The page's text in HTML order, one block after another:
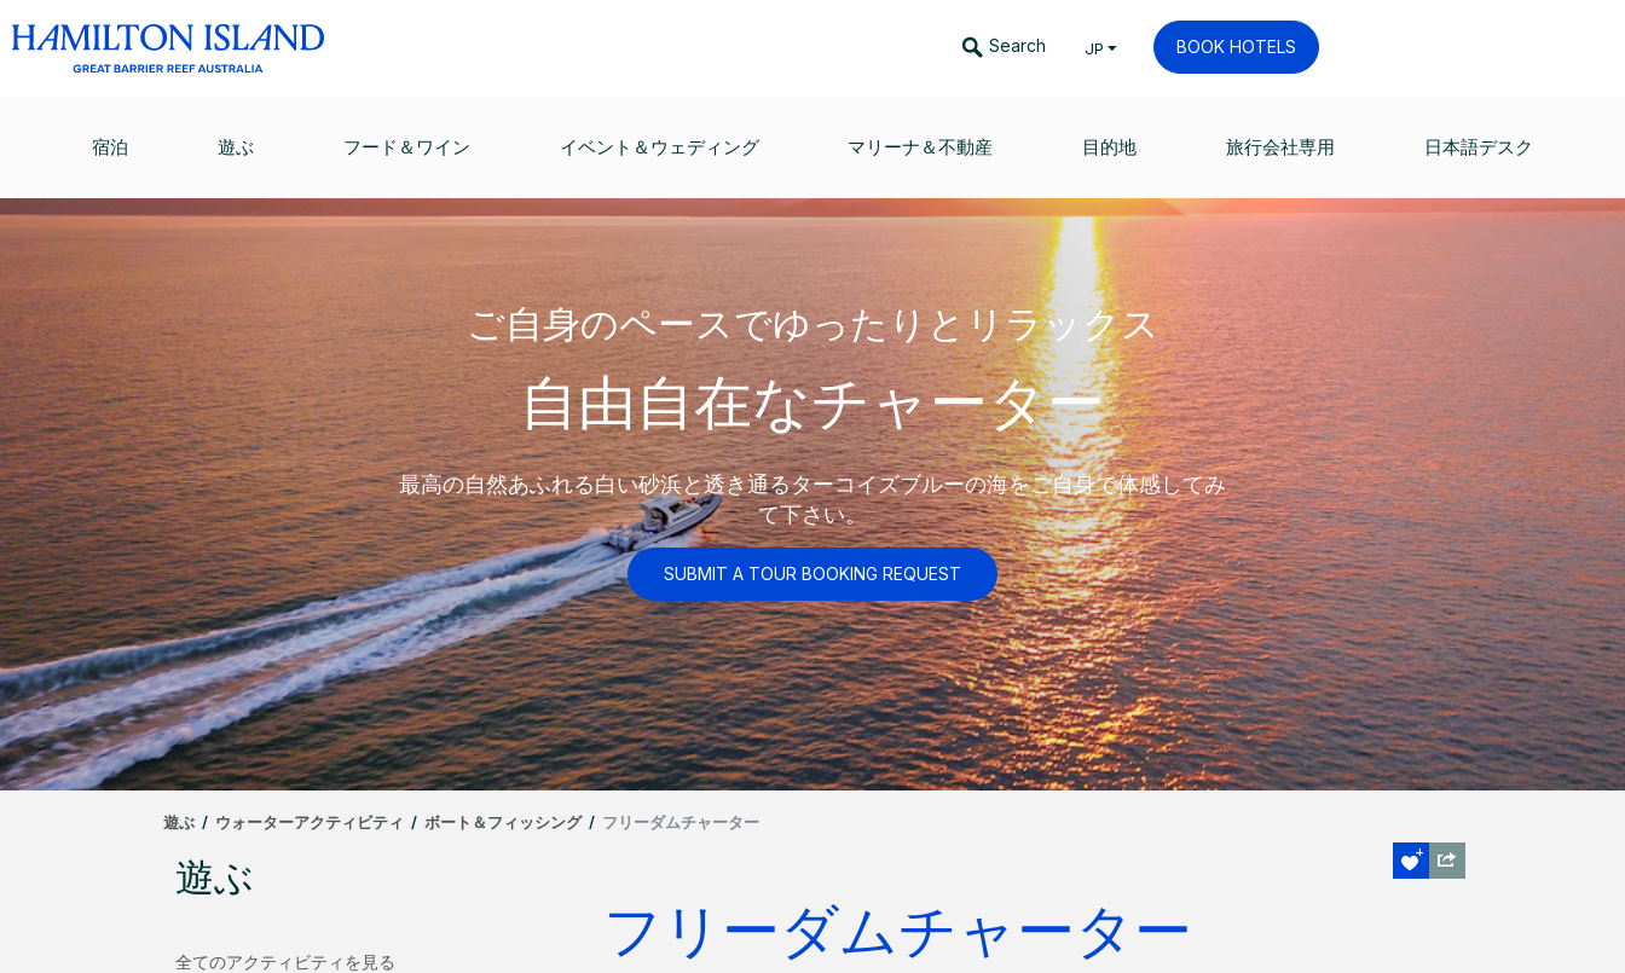
Search JP BOOK HOTELS
宿泊 遊ぶ フード＆ワイン イベント＆ウェディング マリーナ＆不動産 目的地 旅行会社専用 日本語デスク
ご自身のペースでゆったりとリラックス
自由自在なチャーター
最高の自然あふれる白い砂浜と透き通るターコイズブルーの海をご自身で体感してみ
て下さい。
SUBMIT A TOUR BOOKING REQUEST
遊ぶ / ウォーターアクティビティ / ボート＆フィッシング / フリーダムチャーター
遊ぶ
全てのアクティビティを見る フリーダムチャーター